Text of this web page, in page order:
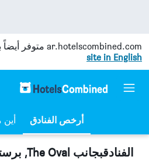
ar.hotelscombined.com متوفر أيضاً
site in English
أرخص الفنادق أين
الفنادقبجانب The Oval, برستويك